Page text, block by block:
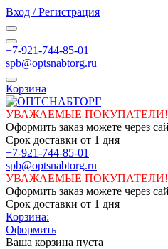
Вход / Регистрация
+7-921-744-85-01
spb@optsnabtorg.ru
Корзина
УВАЖАЕМЫЕ ПОКУПАТЕЛИ!
Оформить заказ можете через
Срок доставки от 1 дня
+7-921-744-85-01
spb@optsnabtorg.ru
УВАЖАЕМЫЕ ПОКУПАТЕЛИ!
Оформить заказ можете через
Срок доставки от 1 дня
Корзина:
Оформить
Ваша корзина пуста